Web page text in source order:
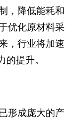
，降低能耗和
优化原材料采
，行业将加速
的提升。
形成庞大的产